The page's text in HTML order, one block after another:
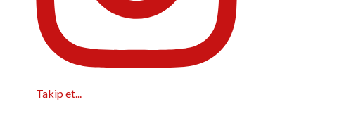
Takip et...